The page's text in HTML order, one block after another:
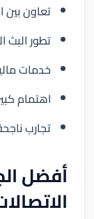
تعاون بين
تطور البث
خدمات
اهتمام
تجارب
أفضل